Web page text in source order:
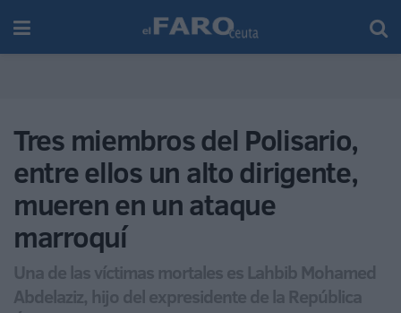
Tres miembros del Polisario,
entre ellos un alto dirigente,
mueren en un ataque
marroquí
Una de las víctimas mortales es Lahbib Mohamed
Abdelaziz, hijo del expresidente de la República